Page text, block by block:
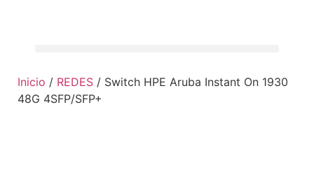
Inicio / REDES / Switch HPE Aruba Instant On 1930
48G 4SFP/SFP+